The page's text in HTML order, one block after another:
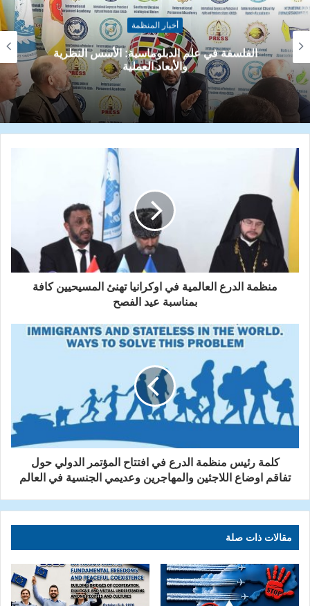
أخبار المنظمة
رئيس منظمة الدرع يحصل على شهادة تقدير من
رئيس مركز العيادات الطبية العسكرية في المنطقة
الجنوبية لاوكرانيا
منظمة الدرع العالمية في اوكرانيا تهنئ المسيحيين كافة
بمناسبة عيد الفصح
كلمة رئيس منظمة الدرع في افتتاح المؤتمر الدولي حول
تفاقم اوضاع اللاجئين والمهاجرين وعديمي الجنسية في العالم
مقالات ذات صلة